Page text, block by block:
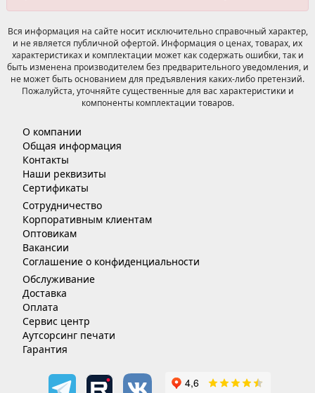
Вся информация на сайте носит исключительно справочный характер,
и не является публичной офертой. Информация о ценах, товарах, их
характеристиках и комплектации может как содержать ошибки, так и
быть изменена производителем без предварительного уведомления, и
не может быть основанием для предъявления каких-либо претензий.
Пожалуйста, уточняйте существенные для вас характеристики и
компоненты комплектации товаров.
О компании
Общая информация
Контакты
Наши реквизиты
Сертификаты
Сотрудничество
Корпоративным клиентам
Оптовикам
Вакансии
Соглашение о конфиденциальности
Обслуживание
Доставка
Оплата
Сервис центр
Аутсорсинг печати
Гарантия